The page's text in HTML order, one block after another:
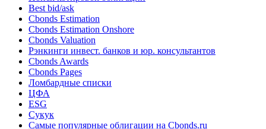
Поиск облигаций & Карты рынка
Поиск облигаций (ИИ)
Ближайшие размещения (Россия)
Поиск котировок облигаций
Best bid/ask
Cbonds Estimation
Cbonds Estimation Onshore
Cbonds Valuation
Рэнкинги инвест. банков и юр. консультантов
Cbonds Awards
Cbonds Pages
Ломбардные списки